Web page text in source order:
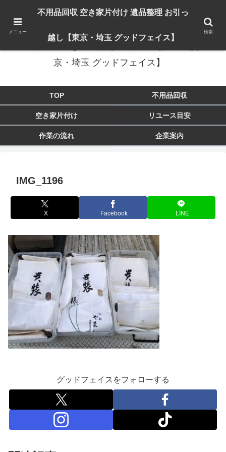
出張対応エリア：埼玉県 入間市 狭山市 飯能市 所沢市 川越市 日高市 鶴ヶ島市
京・埼玉 グッドフェイス】
TOP 不用品回収
空き家片付け リユース目安
作業の流れ 企業案内
IMG_1196
X Facebook LINE
グッドフェイスをフォローする
メニュー
不用品回収 空き家片付け 遺品整理 お引っ
越し【東京・埼玉 グッドフェイス】
検索